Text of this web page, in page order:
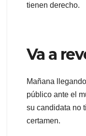
tienen derecho.
Va a
Mañana
público ante el
su candidata no
certamen.